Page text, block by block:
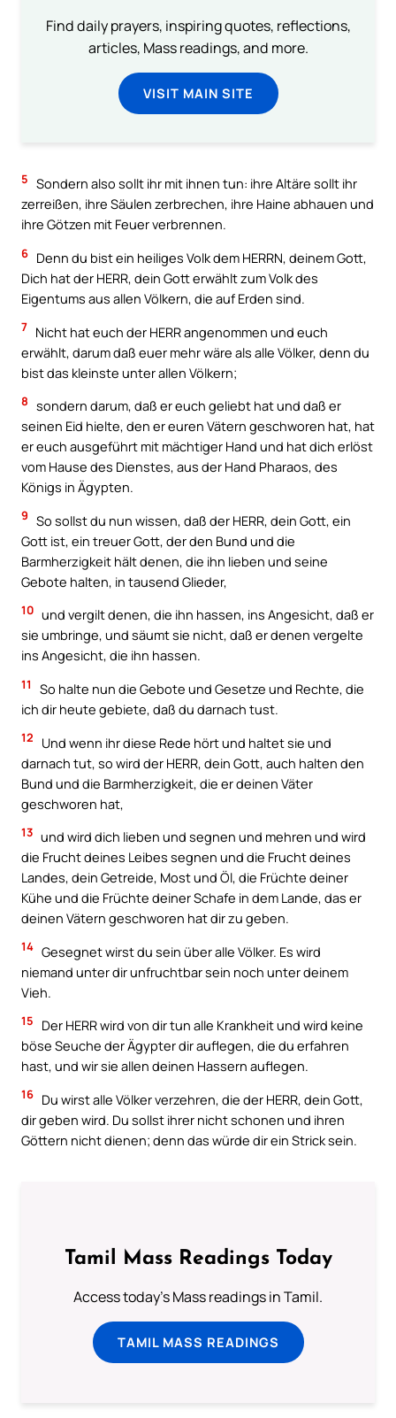
Find daily prayers, inspiring quotes, reflections,
articles, Mass readings, and more.
VISIT MAIN SITE
5 Sondern also sollt ihr mit ihnen tun: ihre Altäre sollt ihr
zerreißen, ihre Säulen zerbrechen, ihre Haine abhauen und
ihre Götzen mit Feuer verbrennen.
6 Denn du bist ein heiliges Volk dem HERRN, deinem Gott,
Dich hat der HERR, dein Gott erwählt zum Volk des
Eigentums aus allen Völkern, die auf Erden sind.
7 Nicht hat euch der HERR angenommen und euch
erwählt, darum daß euer mehr wäre als alle Völker, denn du
bist das kleinste unter allen Völkern;
8 sondern darum, daß er euch geliebt hat und daß er
seinen Eid hielte, den er euren Vätern geschworen hat, hat
er euch ausgeführt mit mächtiger Hand und hat dich erlöst
vom Hause des Dienstes, aus der Hand Pharaos, des
Königs in Ägypten.
9 So sollst du nun wissen, daß der HERR, dein Gott, ein
Gott ist, ein treuer Gott, der den Bund und die
Barmherzigkeit hält denen, die ihn lieben und seine
Gebote halten, in tausend Glieder,
10 und vergilt denen, die ihn hassen, ins Angesicht, daß er
sie umbringe, und säumt sie nicht, daß er denen vergelte
ins Angesicht, die ihn hassen.
11
So halte nun die Gebote und Gesetze und Rechte, die
ich dir heute gebiete, daß du darnach tust.
12
Und wenn ihr diese Rede hört und haltet sie und
darnach tut, so wird der HERR, dein Gott, auch halten den
Bund und die Barmherzigkeit, die er deinen Väter
geschworen hat,
13 und wird dich lieben und segnen und mehren und wird
die Frucht deines Leibes segnen und die Frucht deines
Landes, dein Getreide, Most und Öl, die Früchte deiner
Kühe und die Früchte deiner Schafe in dem Lande, das er
deinen Vätern geschworen hat dir zu geben.
14 Gesegnet wirst du sein über alle Völker. Es wird
niemand unter dir unfruchtbar sein noch unter deinem
Vieh.
15
Der HERR wird von dir tun alle Krankheit und wird keine
böse Seuche der Ägypter dir auflegen, die du erfahren
hast, und wir sie allen deinen Hassern auflegen.
16 Du wirst alle Völker verzehren, die der HERR, dein Gott,
dir geben wird. Du sollst ihrer nicht schonen und ihren
Göttern nicht dienen; denn das würde dir ein Strick sein.
Tamil Mass Readings Today
Access today's Mass readings in Tamil.
TAMIL MASS READINGS